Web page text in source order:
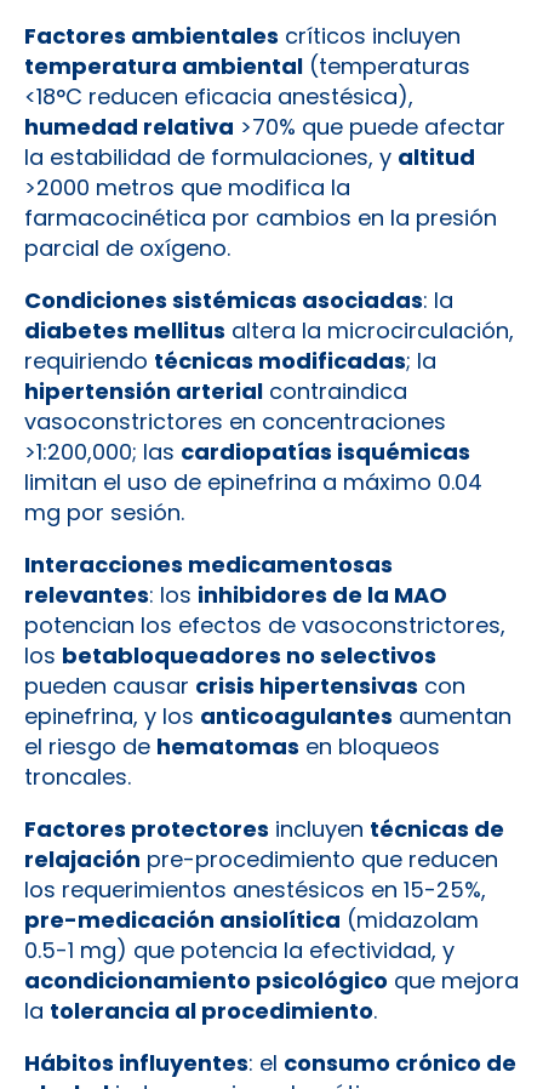
Factores ambientales críticos incluyen
temperatura ambiental (temperaturas
<18°C reducen eficacia anestésica),
humedad relativa >70% que puede afectar
la estabilidad de formulaciones, y altitud
>2000 metros que modifica la
farmacocinética por cambios en la presión
parcial de oxígeno.
Condiciones sistémicas asociadas: la
diabetes mellitus altera la microcirculación,
requiriendo técnicas modificadas; la
hipertensión arterial contraindica
vasoconstrictores en concentraciones
>1:200,000; las cardiopatías isquémicas
limitan el uso de epinefrina a máximo 0.04
mg por sesión.
Interacciones medicamentosas
relevantes: los inhibidores de la MAO
potencian los efectos de vasoconstrictores,
los betabloqueadores no selectivos
pueden causar crisis hipertensivas con
epinefrina, y los anticoagulantes aumentan
el riesgo de hematomas en bloqueos
troncales.
Factores protectores incluyen técnicas de
relajación pre-procedimiento que reducen
los requerimientos anestésicos en 15-25%,
pre-medicación ansiolítica (midazolam
0.5-1 mg) que potencia la efectividad, y
acondicionamiento psicológico que mejora
la tolerancia al procedimiento.
Hábitos influyentes: el consumo crónico de